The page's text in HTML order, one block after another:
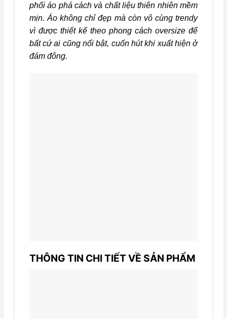
phối áo phá cách và chất liệu thiên nhiên mềm
mịn. Áo không chỉ đẹp mà còn vô cùng trendy
vì được thiết kế theo phong cách oversize để
bất cứ ai cũng nổi bật, cuốn hút khi xuất hiện ở
đám đông.
THÔNG TIN CHI TIẾT VỀ SẢN PHẨM